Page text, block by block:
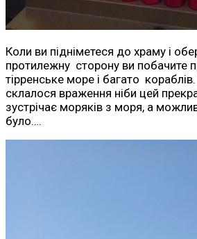
Коли ви підніметеся до храму і
протилежну сторону ви побачите
тірренське море і багато
склалося враження ніби цей
зустрічає моряків з моря, а
було….